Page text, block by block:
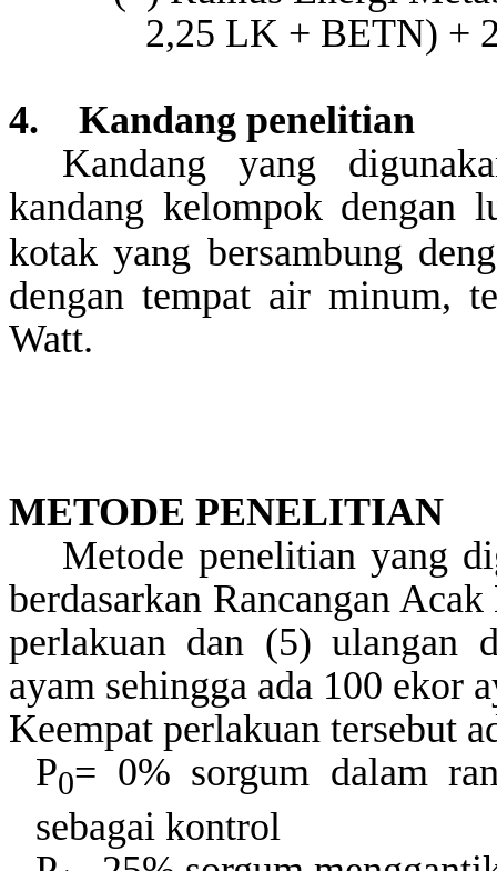
2,25 LK + BETN) +
4.
Kandang penelitian
Kandang yang
kandang kelompok dengan
kotak yang bersambung
dengan tempat air minum,
Watt.
METODE PENELITIAN
Metode penelitian yang
berdasarkan Rancangan
perlakuan dan (5) ulangan
ayam sehingga ada 100 ekor
Keempat perlakuan tersebut
P0= 0% sorgum dalam
sebagai kontrol